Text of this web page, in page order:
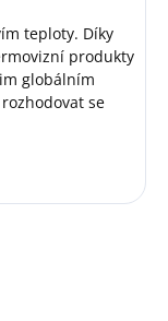
teploty. Díky
produkty
globálním
se